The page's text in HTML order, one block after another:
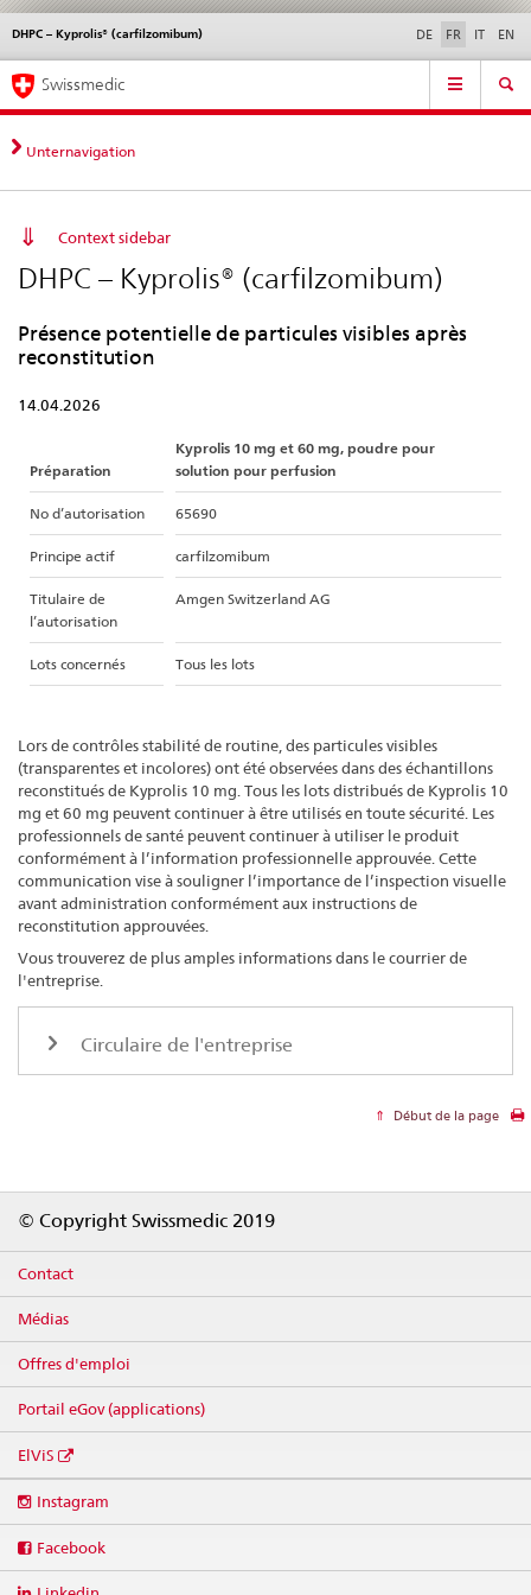
Navigation
directe:
actualités,
bases
contact
Actualités & Mises à
normes
Contact | Support &
aide
DHPC – Kyprolis® (carfilzomibum) DE FR IT EN
Service
Navigation
Swissmedic
Unternavigation
Context sidebar
DHPC – Kyprolis® (carfilzomibum)
Présence potentielle de particules visibles après
reconstitution
14.04.2026
Préparation
Kyprolis 10 mg et 60 mg, poudre pour
solution pour perfusion
No d’autorisation 65690
Principe actif carfilzomibum
Titulaire de
l’autorisation
Amgen Switzerland AG
Lots concernés Tous les lots
Lors de contrôles stabilité de routine, des particules visibles
(transparentes et incolores) ont été observées dans des échantillons
reconstitués de Kyprolis 10 mg. Tous les lots distribués de Kyprolis 10
mg et 60 mg peuvent continuer à être utilisés en toute sécurité. Les
professionnels de santé peuvent continuer à utiliser le produit
conformément à l’information professionnelle approuvée. Cette
communication vise à souligner l’importance de l’inspection visuelle
avant administration conformément aux instructions de
reconstitution approuvées.
Vous trouverez de plus amples informations dans le courrier de
l'entreprise.
Circulaire de l'entreprise
Début de la page
© Copyright Swissmedic 2019
Contact
Médias
Offres d'emploi
Portail eGov (applications)
ElViS
media
Instagram
Facebook